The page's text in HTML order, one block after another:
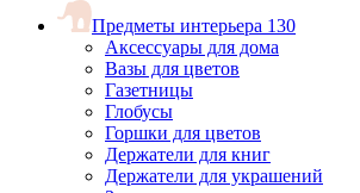
Предметы интерьера 130
Аксессуары для дома
Вазы для цветов
Газетницы
Глобусы
Горшки для цветов
Держатели для книг
Держатели для украшений